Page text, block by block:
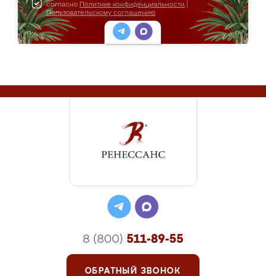
согласно Политике конфиденциальности
Пользовательскому соглашению
8 (800) 511-89-55
ОБРАТНЫЙ ЗВОНОК